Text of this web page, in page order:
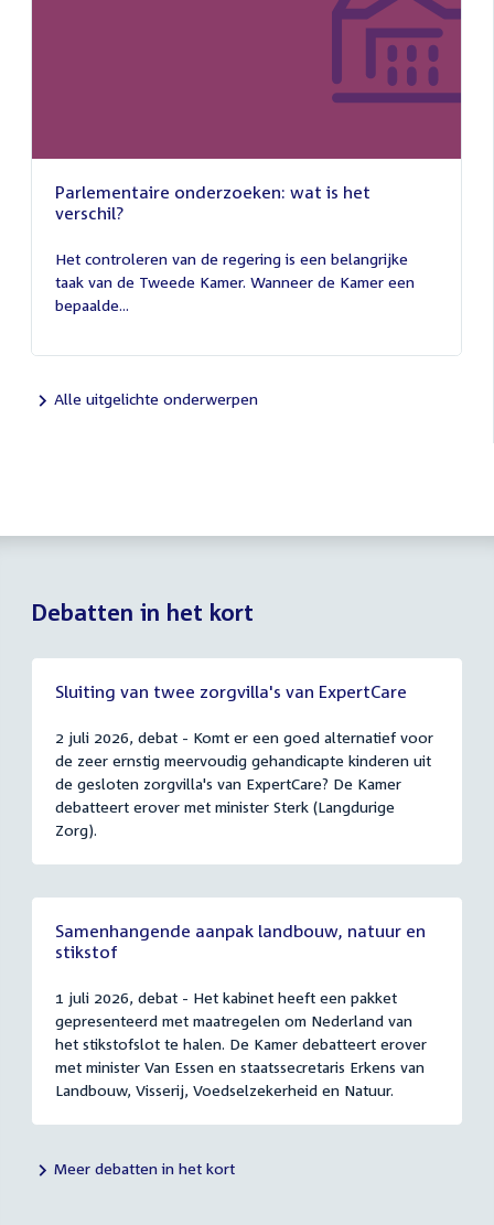
Parlementaire onderzoeken: wat is het
verschil?
juli
2026
Het controleren van de regering is een belangrijke
taak van de Tweede Kamer. Wanneer de Kamer een
bepaalde...
Alle uitgelichte onderwerpen
Debatten in het kort
Sluiting van twee zorgvilla's van ExpertCare
2 juli 2026, debat - Komt er een goed alternatief voor
de zeer ernstig meervoudig gehandicapte kinderen uit
de gesloten zorgvilla's van ExpertCare? De Kamer
debatteert erover met minister Sterk (Langdurige
Zorg).
Samenhangende aanpak landbouw, natuur en
stikstof
1 juli 2026, debat - Het kabinet heeft een pakket
gepresenteerd met maatregelen om Nederland van
het stikstofslot te halen. De Kamer debatteert erover
met minister Van Essen en staatssecretaris Erkens van
Landbouw, Visserij, Voedselzekerheid en Natuur.
Meer debatten in het kort